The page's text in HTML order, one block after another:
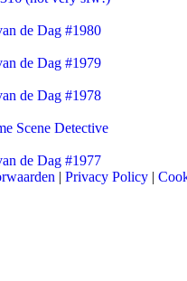
de Dag #1980
de Dag #1979
de Dag #1978
Scene Detective
de Dag #1977
| Privacy Policy |